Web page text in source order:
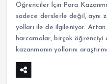
Öğrenciler İçin Para
sadece derslerle değil, aynı
yolları ile de ilgileniyor.
harcamalar, birçok öğrenciyi
kazanmanın yollarını